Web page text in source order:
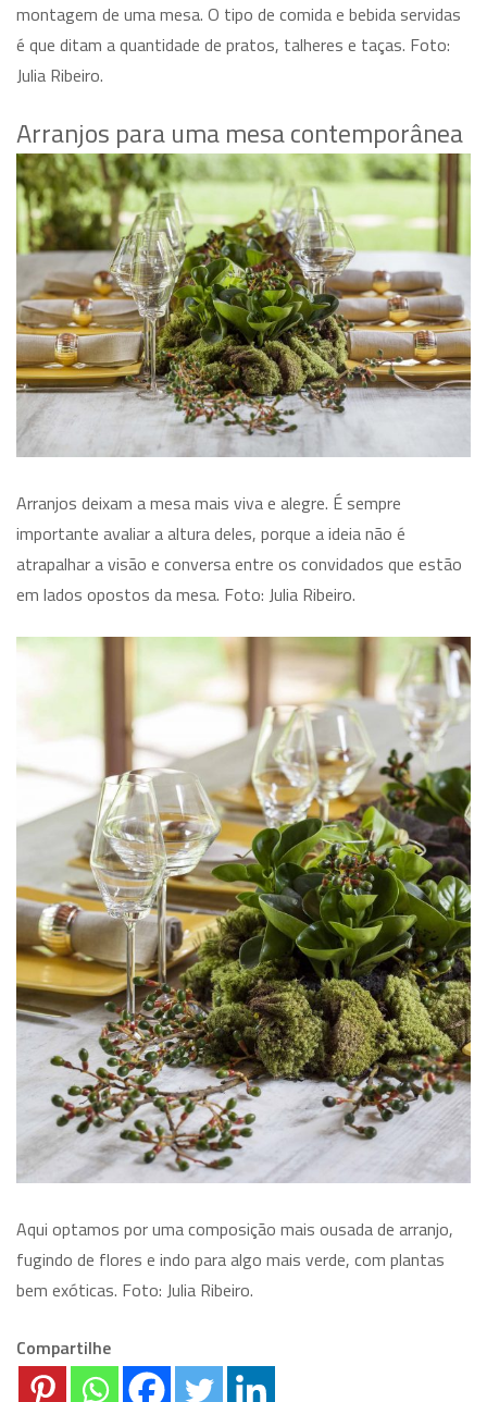
montagem de uma mesa. O tipo de comida e bebida servidas
é que ditam a quantidade de pratos, talheres e taças. Foto:
Julia Ribeiro.
Arranjos para uma mesa contemporânea
Arranjos deixam a mesa mais viva e alegre. É sempre
importante avaliar a altura deles, porque a ideia não é
atrapalhar a visão e conversa entre os convidados que estão
em lados opostos da mesa. Foto: Julia Ribeiro.
Aqui optamos por uma composição mais ousada de arranjo,
fugindo de flores e indo para algo mais verde, com plantas
bem exóticas. Foto: Julia Ribeiro.
Compartilhe